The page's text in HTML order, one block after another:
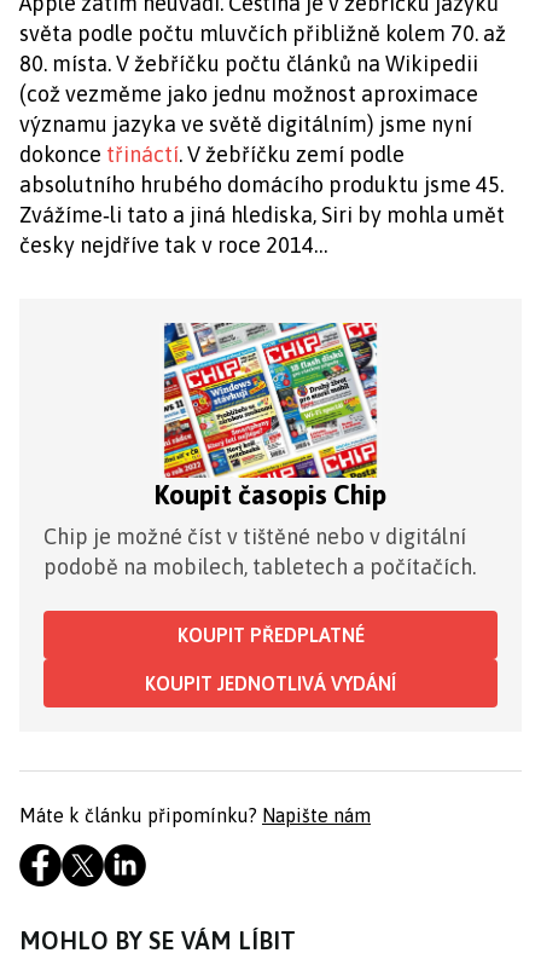
světa podle počtu mluvčích přibližně kolem 70. až
80. místa. V žebříčku počtu článků na Wikipedii
(což vezměme jako jednu možnost aproximace
významu jazyka ve světě digitálním) jsme nyní
dokonce třináctí. V žebříčku zemí podle
absolutního hrubého domácího produktu jsme 45.
Zvážíme‑li tato a jiná hlediska, Siri by mohla umět
česky nejdříve tak v roce 2014…
Koupit časopis Chip
Chip je možné číst v tištěné nebo v digitální
podobě na mobilech, tabletech a počítačích.
KOUPIT PŘEDPLATNÉ
KOUPIT JEDNOTLIVÁ VYDÁNÍ
Máte k článku připomínku? Napište nám
MOHLO BY SE VÁM LÍBIT